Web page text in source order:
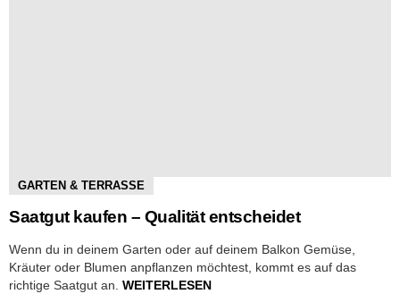
GARTEN & TERRASSE
Saatgut kaufen – Qualität entscheidet
Wenn du in deinem Garten oder auf deinem Balkon Gemüse,
Kräuter oder Blumen anpflanzen möchtest, kommt es auf das
richtige Saatgut an. WEITERLESEN